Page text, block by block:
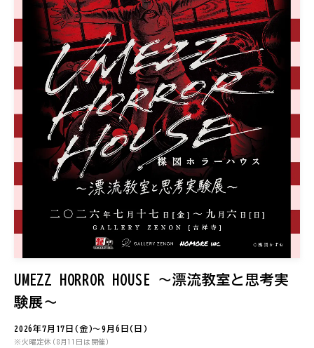
UMEZZ HORROR HOUSE 〜漂流教室と思考実
験展〜
2026年7月17日(金)〜9月6日(日)
※火曜定休（8月11日は開催）